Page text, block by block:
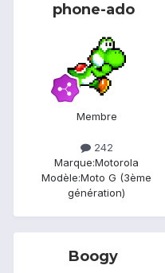
phone-ado
Membre
242
Marque:Motorola
Modèle:Moto G (3ème
génération)
Boogy